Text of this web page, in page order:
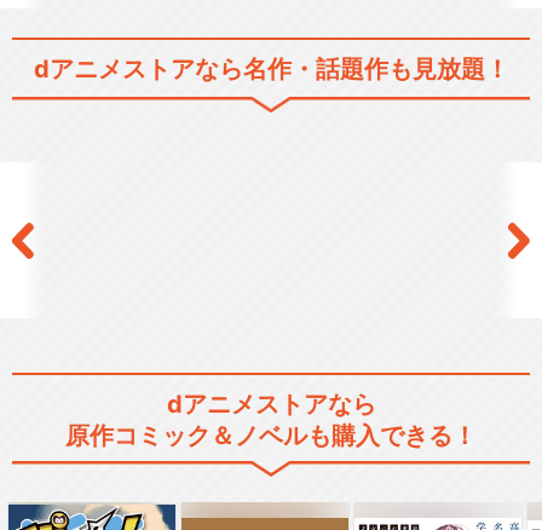
dアニメストアなら名作・話題作も見放題！
dアニメストアなら
原作コミック＆ノベルも購入できる！